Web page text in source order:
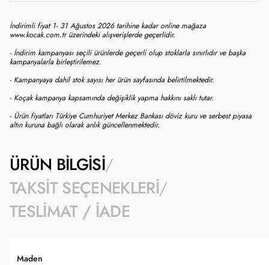
İndirimli fiyat 1- 31 Ağustos 2026 tarihine kadar online mağaza
www.kocak.com.tr üzerindeki alışverişlerde geçerlidir.
- İndirim kampanyası seçili ürünlerde geçerli olup stoklarla sınırlıdır ve başka
kampanyalarla birleştirilemez.
- Kampanyaya dahil stok sayısı her ürün sayfasında belirtilmektedir.
- Koçak kampanya kapsamında değişiklik yapma hakkını saklı tutar.
- Ürün fiyatları Türkiye Cumhuriyet Merkez Bankası döviz kuru ve serbest piyasa
altın kuruna bağlı olarak anlık güncellenmektedir.
ÜRÜN BILGISI
TAKSIT SEÇENEKLERI
TESLIMAT / İADE
Maden